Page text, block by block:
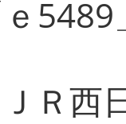
Ｒ西